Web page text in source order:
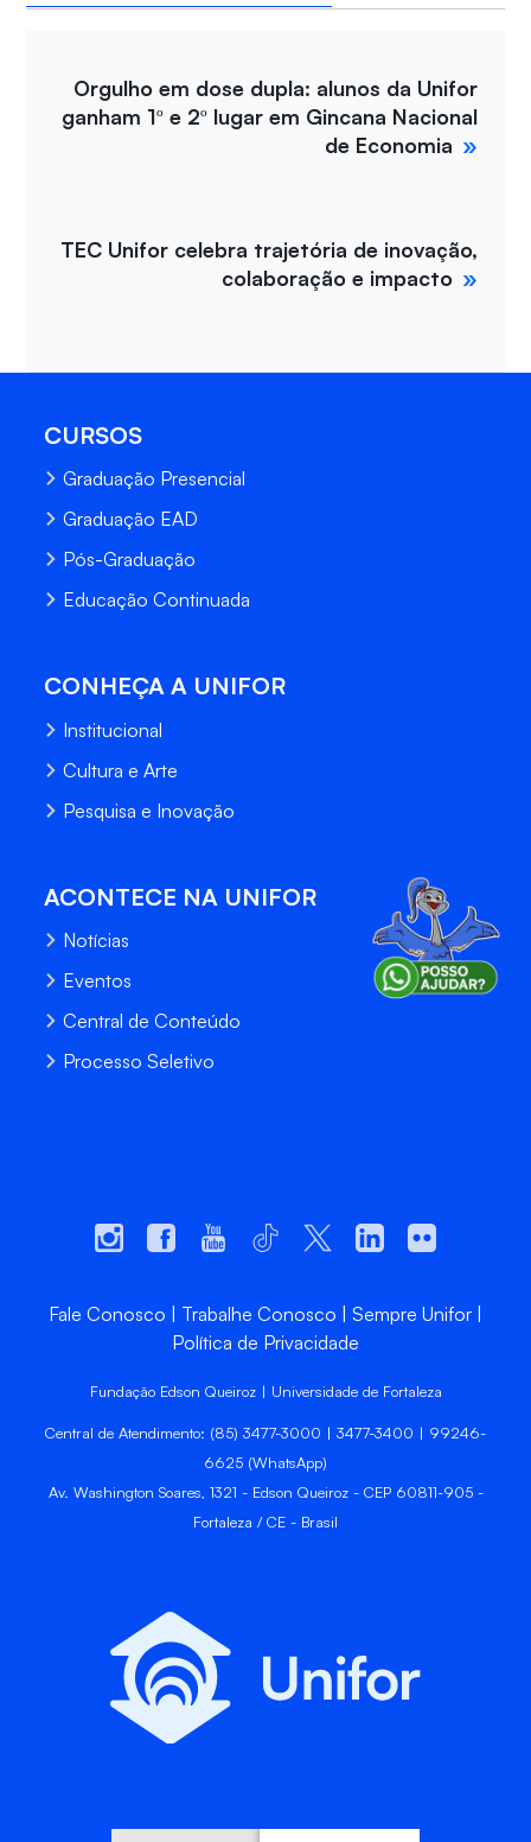
Orgulho em dose dupla: alunos da Unifor
ganham 1º e 2º lugar em Gincana Nacional
de Economia
TEC Unifor celebra trajetória de inovação,
colaboração e impacto
CURSOS
Graduação Presencial
Graduação EAD
Pós-Graduação
Educação Continuada
CONHEÇA A UNIFOR
Institucional
Cultura e Arte
Pesquisa e Inovação
ACONTECE NA UNIFOR
Notícias
Eventos
Central de Conteúdo
Processo Seletivo
Fale Conosco Trabalhe Conosco
Sempre Unifor
Política de Privacidade
Fundação Edson Queiroz | Universidade de Fortaleza
Central de Atendimento: (85) 3477-3000 | 3477-3400 | 99246-
6625 (WhatsApp)
Av. Washington Soares, 1321 - Edson Queiroz - CEP 60811-905 -
Fortaleza / CE - Brasil